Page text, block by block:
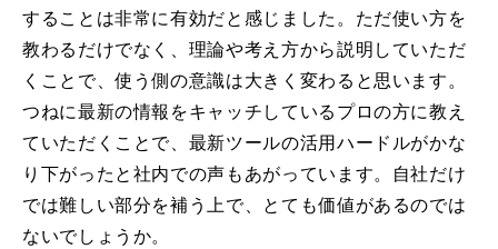
することは非常に有効だと感じました。ただ使い方を
教わるだけでなく、理論や考え方から説明していただ
くことで、使う側の意識は大きく変わると思います。
つねに最新の情報をキャッチしているプロの方に教え
ていただくことで、 最新ツールの活用ハードルがかな
り下がったと社内での声もあがっています。
自社だけ
では難しい部分を補う上で、とても価値があるのでは
ないでしょうか。